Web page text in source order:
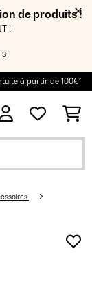
de produits !
!
S
à partir de 100€*